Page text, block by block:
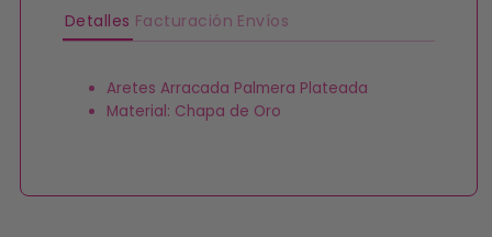
Detalles Facturación Envíos
Aretes Arracada Palmera Plateada
Material: Chapa de Oro